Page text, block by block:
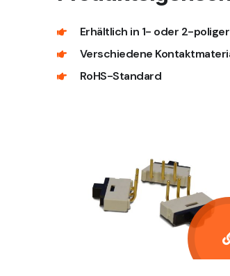
Erhältlich in 1- oder 2-
Verschiedene
RoHS-Standard